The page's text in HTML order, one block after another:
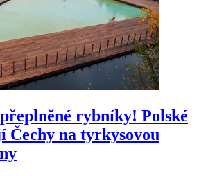
rybníky! Polské
Čechy na tyrkysovou